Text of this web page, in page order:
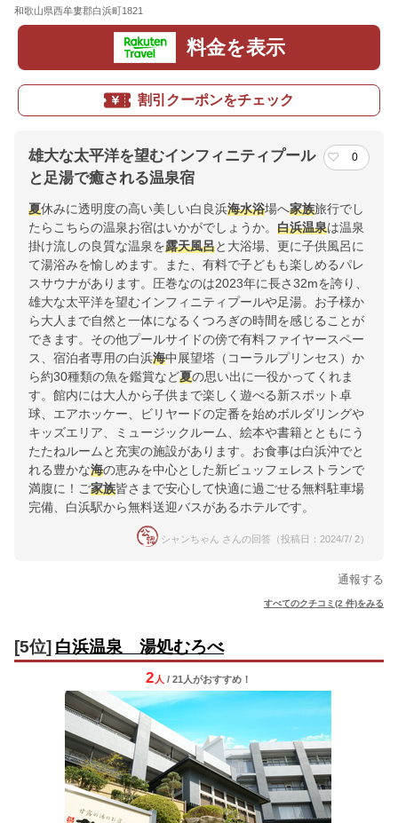
和歌山県西牟婁郡白浜町1821
料金を表示
割引クーポンをチェック
雄大な太平洋を望むインフィニティプール
と足湯で癒される温泉宿
0
夏休みに透明度の高い美しい白良浜海水浴場へ家族旅行でし
たらこちらの温泉お宿はいかがでしょうか。 白浜温泉は温泉
掛け流しの良質な温泉を露天風呂と大浴場、更に子供風呂に
て湯浴みを愉しめます。また、有料で子どもも楽しめるパレ
スサウナがあります。圧巻なのは2023年に長さ32mを誇り、
雄大な太平洋を望むインフィニティプールや足湯。お子様か
ら大人まで自然と一体になるくつろぎの時間を感じることが
できます。その他プールサイドの傍で有料ファイヤースペー
ス、宿泊者専用の白浜海中展望塔（コーラルプリンセス）か
ら約30種類の魚を鑑賞など夏の思い出に一役かってくれま
す。館内には大人から子供まで楽しく遊べる新スポット卓
球、エアホッケー、ビリヤードの定番を始めボルダリングや
キッズエリア、ミュージックルーム、絵本や書籍とともにう
たたねルームと充実の施設があります。お食事は白浜沖でと
れる豊かな海の恵みを中心とした新ビュッフェレストランで
満腹に！ご家族皆さまで安心して快適に過ごせる無料駐車場
完備、白浜駅から無料送迎バスがあるホテルです。
シャンちゃん さんの回答（投稿日：2024/7/ 2）
通報する
すべてのクチコミ(2 件)をみる
[5位] 白浜温泉 湯処むろべ
2 人 / 21人がおすすめ！